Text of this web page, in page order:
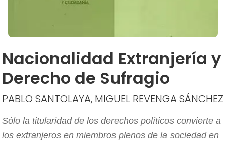
Nacionalidad Extranjería y
Derecho de Sufragio
PABLO SANTOLAYA, MIGUEL REVENGA SÁNCHEZ
Sólo la titularidad de los derechos políticos convierte a
los extranjeros en miembros plenos de la sociedad en